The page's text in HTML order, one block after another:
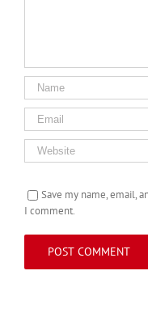
Save my name, email,
I comment.